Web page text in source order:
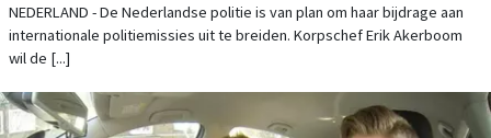
NEDERLAND - De Nederlandse politie is van plan om haar bijdrage aan
internationale politiemissies uit te breiden. Korpschef Erik Akerboom
wil de [...]